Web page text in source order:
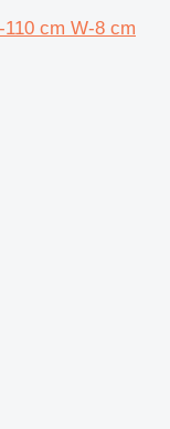
cm W-8 cm